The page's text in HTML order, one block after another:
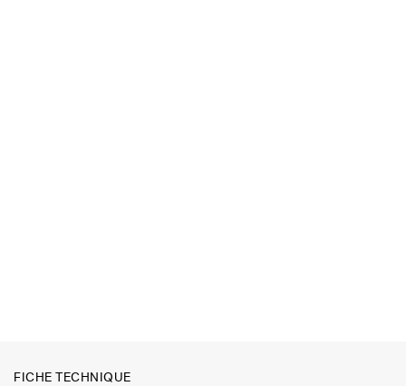
FICHE TECHNIQUE